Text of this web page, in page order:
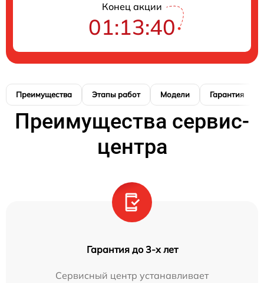
Конец акции
01:13:39
Преимущества Этапы работ Модели Гарантия
Преимущества сервис-
центра
Гарантия до 3-х лет
Сервисный центр устанавливает